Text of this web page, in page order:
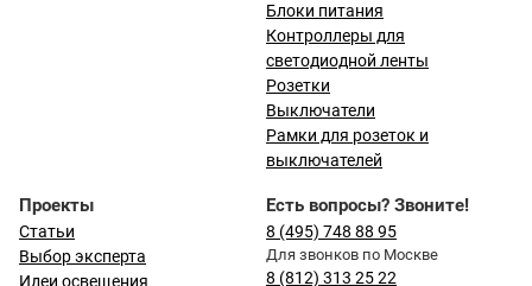
Блоки питания
Контроллеры для
светодиодной ленты
Розетки
Выключатели
Рамки для розеток и
выключателей
Проекты
Статьи
Выбор эксперта
Идеи освещения
Есть вопросы? Звоните!
8 (495) 748 88 95
Для звонков по Москве
8 (812) 313 25 22